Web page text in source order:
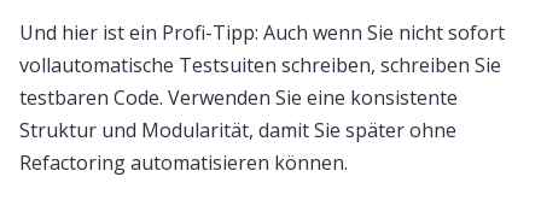
Und hier ist ein Profi-Tipp: Auch wenn Sie nicht sofort
vollautomatische Testsuiten schreiben, schreiben Sie
testbaren Code. Verwenden Sie eine konsistente
Struktur und Modularität, damit Sie später ohne
Refactoring automatisieren können.